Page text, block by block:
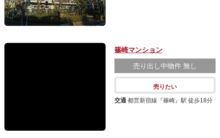
篠崎マンション
売り出し中物件 無し
売りたい
交通 都営新宿線『篠崎』駅 徒歩18分